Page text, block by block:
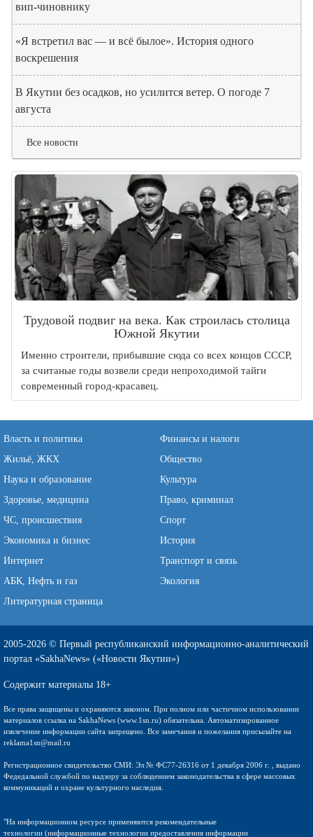
вип-чиновнику
«Я встретил вас — и всё былое». История одного
воскрешения
В Якутии без осадков, но усилится ветер. О погоде 7
августа
Все новости
Трудовой подвиг на века. Как строилась столица
Южной Якутии
Именно строители, прибывшие сюда со всех концов СССР,
за считаные годы возвели среди непроходимой тайги
современный город-красавец.
Власть и политика
Финансы и налоги
Жильё, ЖКХ
Общество
Наука и образование
Культура
Здоровье, медицина
Право, криминал
ЧС, происшествия
Спорт
Экономика и бизнес
История
Интернет
Транспорт и связь
АБК, Нефть и газ
Экология
Литературная страница
2005-2026 © Первый республиканский информационно-аналитический
портал «SakhaNews» («Новости Якутии»)
Содержит материалы 18+
Все права защищены и охраняются законом. При полном или частичном использовании
материалов ссылка на SakhaNews (www.1sn.ru) обязательна. Автоматизированное
извлечение информации сайта запрещено. Все замечания и пожелания присылайте на
reklama1sn@mail.ru
Регистрационное свидетельство СМИ: Эл № ФС77-26316 от 1 декабря 2006 г. , выдано
Федедальной службой по надзору за соблюдением законодательства в сфере массовых
коммуникаций и охране культурного наследия.
"На информационном ресурсе применяются рекомендательные
технологии (информационные технологии предоставления информации